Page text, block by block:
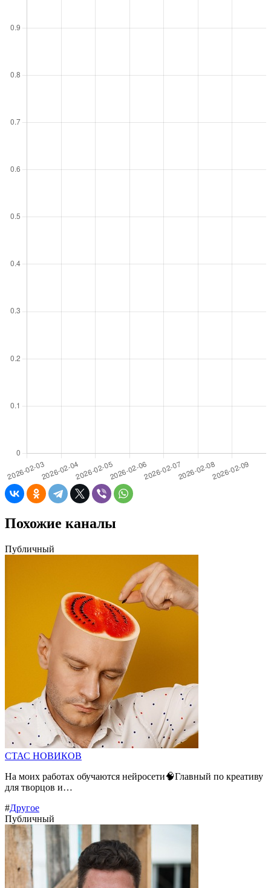
Похожие каналы
Публичный
СТАС НОВИКОВ
На моих работах обучаются нейросети🧠Главный по креативу
для творцов и…
#Другое
Публичный